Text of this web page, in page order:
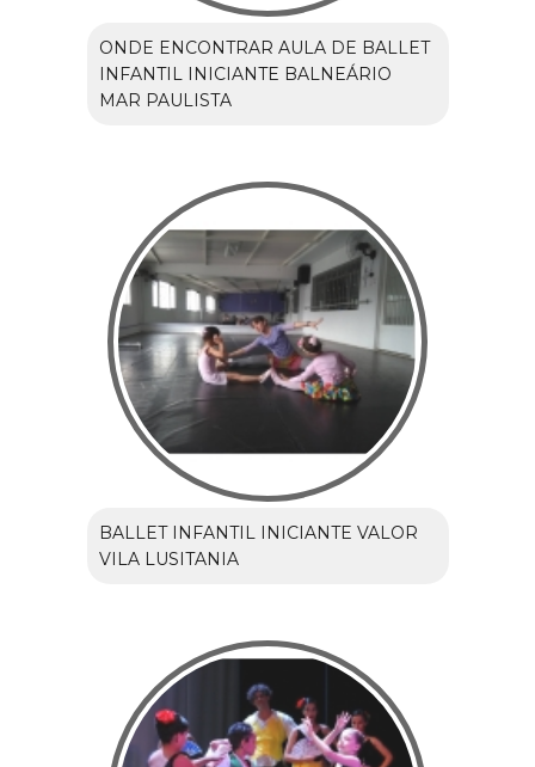
ONDE ENCONTRAR AULA DE BALLET
INFANTIL INICIANTE BALNEÁRIO
MAR PAULISTA
BALLET INFANTIL INICIANTE VALOR
VILA LUSITANIA